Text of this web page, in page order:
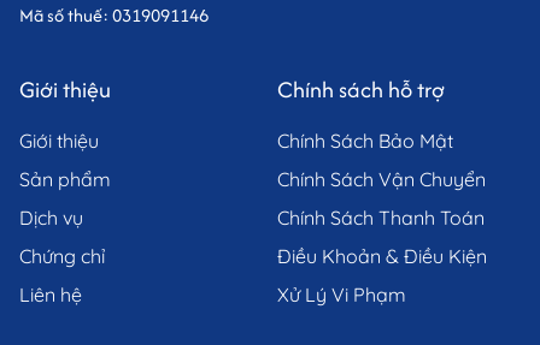
Mã số thuế: 0319091146
Giới thiệu
Giới thiệu
Sản phẩm
Dịch vụ
Chứng chỉ
Liên hệ
Chính sách hỗ trợ
Chính Sách Bảo Mật
Chính Sách Vận Chuyển
Chính Sách Thanh Toán
Điều Khoản & Điều Kiện
Xử Lý Vi Phạm